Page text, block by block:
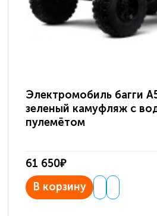
Электромобиль багги
зеленый камуфляж с
пулемётом
61 650₽
В корзину